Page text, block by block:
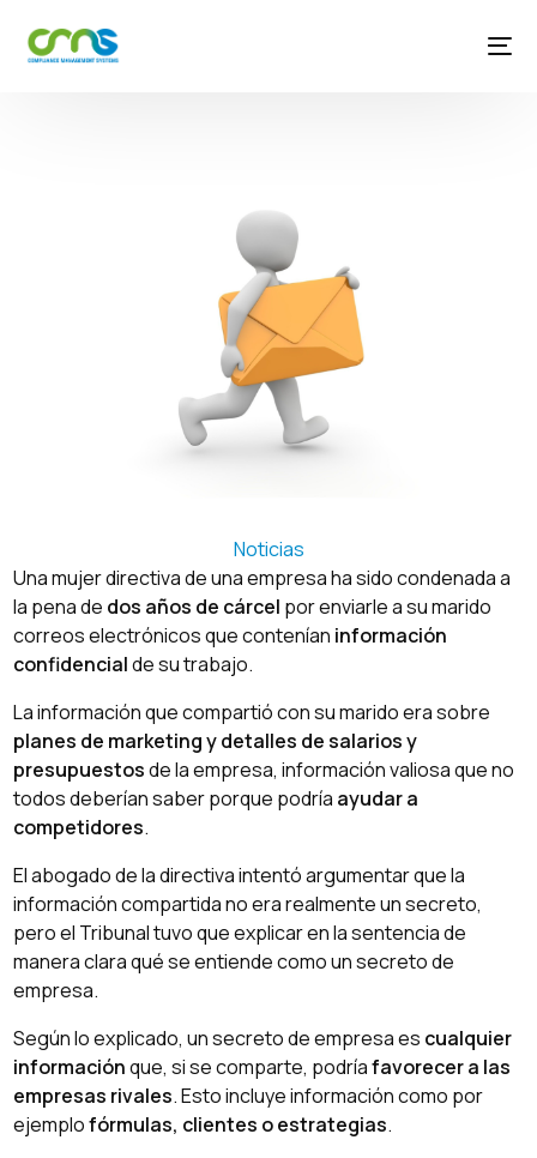
Noticias
Una mujer directiva de una empresa ha sido condenada a
la pena de dos años de cárcel por enviarle a su marido
correos electrónicos que contenían información
confidencialde su trabajo.
La información que compartió con su marido era sobre
planes de marketing y detalles de salarios y
presupuestosde la empresa, información valiosa que no
todos deberían saber porque podría ayudar a
competidores.
El abogado de la directiva intentó argumentar que la
información compartida no era realmente un secreto,
pero el Tribunal tuvo que explicar en la sentencia de
manera clara qué se entiende como un secreto de
empresa.
Según lo explicado, un secreto de empresa es cualquier
informaciónque, si se comparte, podríafavorecer a las
empresas rivales. Esto incluye información como por
ejemplofórmulas, clientes o estrategias.